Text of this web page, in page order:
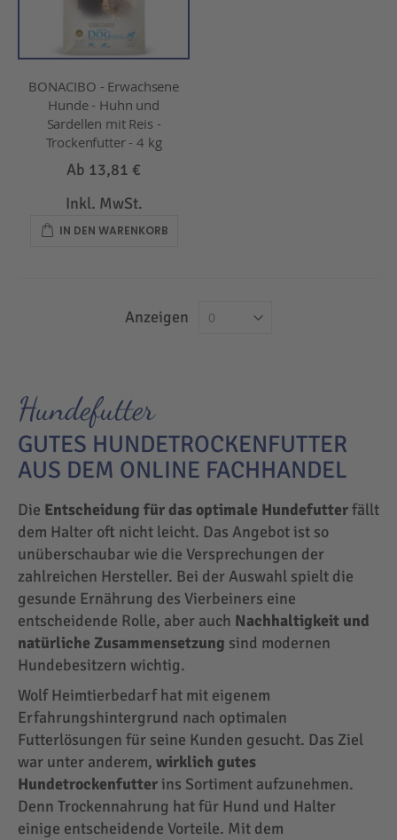
BONACIBO - Erwachsene
Hunde - Huhn und
Sardellen mit Reis -
Trockenfutter - 4 kg
Ab 13,81 €
Inkl. MwSt.
IN DEN WARENKORB
Anzeigen
Hundefutter
GUTES HUNDETROCKENFUTTER
AUS DEM ONLINE FACHHANDEL
Die Entscheidung für das optimale Hundefutterfällt
dem Halter oft nicht leicht. Das Angebot ist so
unüberschaubar wie die Versprechungen der
zahlreichen Hersteller. Bei der Auswahl spielt die
gesunde Ernährung des Vierbeiners eine
entscheidende Rolle, aber auch Nachhaltigkeit und
natürliche Zusammensetzung sind modernen
Hundebesitzern wichtig.
Wolf Heimtierbedarf hat mit eigenem
Erfahrungshintergrund nach optimalen
Futterlösungen für seine Kunden gesucht. Das Ziel
war unter anderem, wirklich gutes
Hundetrockenfutter ins Sortiment aufzunehmen.
Denn Trockennahrung hat für Hund und Halter
einige entscheidende Vorteile. Mit dem